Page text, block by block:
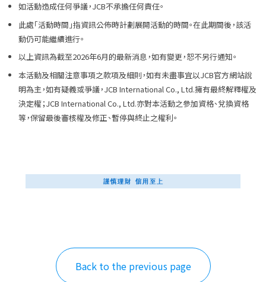
如活動造成任何爭議，JCB不承擔任何責任。
此處「活動時間」指資訊公佈時計劃展開活動的時間。在此期間後，該活
動仍可能繼續進行。
以上資訊為截至2026年6月的最新消息，如有變更，恕不另行通知。
本活動及相關注意事項之款項及細則，如有未盡事宜以JCB官方網站說
明為主，如有疑義或爭議，JCB International Co., Ltd.擁有最終解釋權及
決定權；JCB International Co., Ltd.亦對本活動之參加資格、兌換資格
等，保留最後審核權及修正、暫停與終止之權利。
Back to the previous page